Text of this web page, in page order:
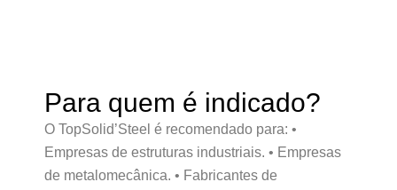
Para quem é indicado?
O TopSolid’Steel é recomendado para: •
Empresas de estruturas industriais. • Empresas
de metalomecânica. • Fabricantes de